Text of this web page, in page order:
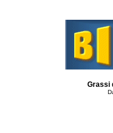
Grassi